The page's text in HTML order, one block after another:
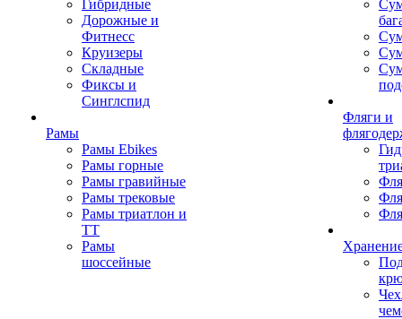
Гибридные
Дорожные и
Фитнесс
Круизеры
Складные
Фиксы и
Синглспид
Рамы
Рамы Ebikes
Рамы горные
Рамы гравийные
Рамы трековые
Рамы триатлон и
ТТ
Рамы
шоссейные
Фляги и